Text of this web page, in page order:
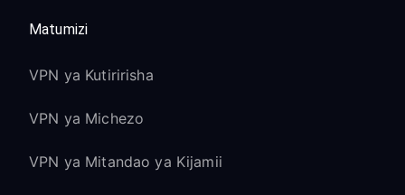
Matumizi
VPN ya Kutiririsha
VPN ya Michezo
VPN ya Mitandao ya Kijamii